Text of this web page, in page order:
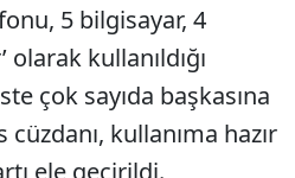
5 bilgisayar, 4
olarak kullanıldığı
çok sayıda başkasına
kullanıma hazır